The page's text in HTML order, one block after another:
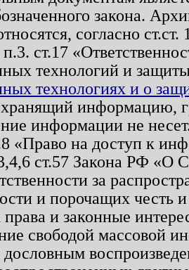
закона.
согласно
ст.17
технологий и
технологиях и о
информацию,
информации не
«Право на доступ к
ст.57 Закона РФ «О
за
и порочащих честь
и законные
свободой массовой
дословным